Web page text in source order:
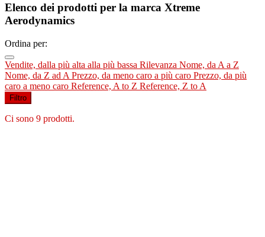
Elenco dei prodotti per la marca Xtreme
Aerodynamics
Ordina per:
Vendite, dalla più alta alla più bassa Rilevanza Nome, da A a Z
Nome, da Z ad A Prezzo, da meno caro a più caro Prezzo, da più
caro a meno caro Reference, A to Z Reference, Z to A
Filtro
Ci sono 9 prodotti.